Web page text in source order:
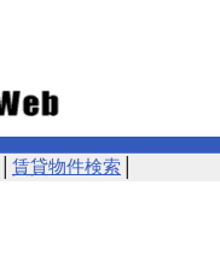
賃貸物件検索